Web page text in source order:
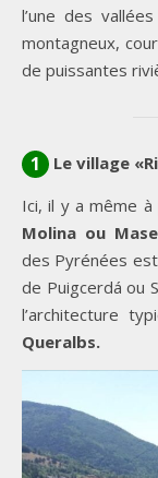
l’une des
montagneux,
de puissantes
1
Le village
Ici, il y a même
Molina ou
des Pyrénées
de Puigcerdá ou
l’architecture
Queralbs.